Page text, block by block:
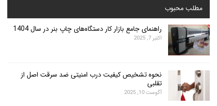
راهنمای جامع بازار کار دستگاه‌های چاپ بنر در سال 1404
اکتبر 7, 2025
نحوه تشخیص کیفیت درب امنیتی ضد سرقت اصل از
تقلبی
آگوست 10, 2025